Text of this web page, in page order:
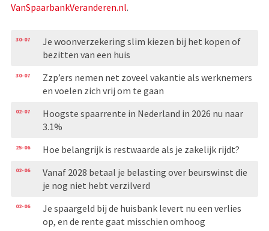
VanSpaarbankVeranderen.nl.
30-07
Je woonverzekering slim kiezen bij het kopen of
bezitten van een huis
30-07
Zzp’ers nemen net zoveel vakantie als werknemers
en voelen zich vrij om te gaan
02-07
Hoogste spaarrente in Nederland in 2026 nu naar
3.1%
25-06 Hoe belangrijk is restwaarde als je zakelijk rijdt?
02-06
Vanaf 2028 betaal je belasting over beurswinst die
je nog niet hebt verzilverd
02-06
Je spaargeld bij de huisbank levert nu een verlies
op, en de rente gaat misschien omhoog